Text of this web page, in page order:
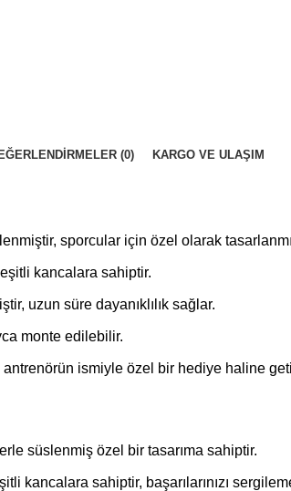
(0) KARGO VE ULAŞIM
sporcular için özel olarak
kancalara sahiptir.
uzun süre dayanıklılık sağlar.
monte edilebilir.
ismiyle özel bir hediye haline
süslenmiş özel bir tasarıma sahiptir.
kancalara sahiptir, başarılarınızı